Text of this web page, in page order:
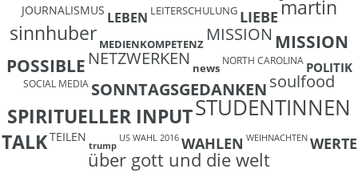
JOURNALISMUS LEBEN LEITERSCHULUNG LIEBEmartin
sinnhuber MEDIENKOMPETENZ MISSION MISSION
POSSIBLE NETZWERKEN news
NORTH CAROLINA POLITIK
SOCIAL MEDIA SONNTAGSGEDANKENsoulfood
SPIRITUELLER INPUTSTUDENTINNEN
TALKTEILEN
trump
US WAHL 2016 WAHLEN WEIHNACHTEN WERTE
über gott und die welt